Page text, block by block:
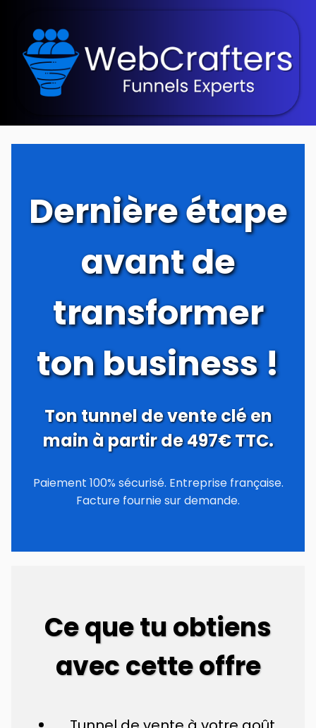
Dernière étape
avant de
transformer
ton business !
Ton tunnel de vente clé en
main à partir de 497€ TTC.
Paiement 100% sécurisé. Entreprise française.
Facture fournie sur demande.
Ce que tu obtiens
avec cette offre